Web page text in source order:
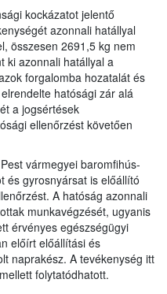
kockázatot jelentő
azonnali hatállyal
összesen 2691,5 kg nem
ki azonnali hatállyal a
forgalomba hozatalát és
hatósági zár alá
a jogsértések
ellenőrzést követően
vármegyei baromfihús-
és gyrosnyársat is előállító
A hatóság azonnali
munkavégzését, ugyanis
érvényes egészségügyi
előírt előállítási és
naprakész. A tevékenység itt
folytatódhatott.